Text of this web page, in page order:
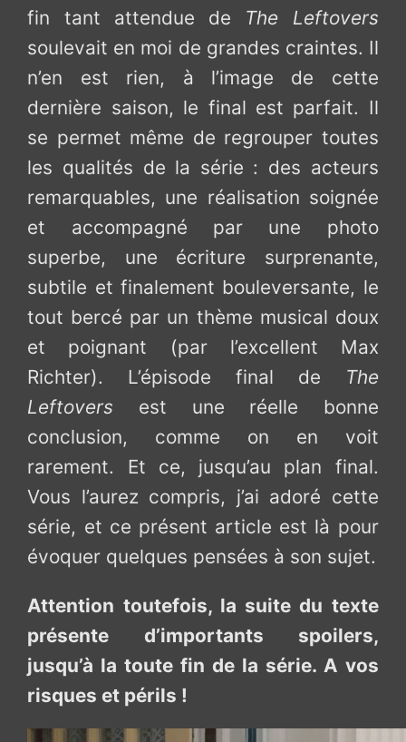
fin tant attendue de The Leftovers
soulevait en moi de grandes craintes. Il
n’en est rien, à l’image de cette
dernière saison, le final est parfait. Il
se permet même de regrouper toutes
les qualités de la série : des acteurs
remarquables, une réalisation soignée
et accompagné par une photo
superbe, une écriture surprenante,
subtile et finalement bouleversante, le
tout bercé par un thème musical doux
et poignant (par l’excellent Max
Richter). L’épisode final de The
Leftovers est une réelle bonne
conclusion, comme on en voit
rarement. Et ce, jusqu’au plan final.
Vous l’aurez compris, j’ai adoré cette
série, et ce présent article est là pour
évoquer quelques pensées à son sujet.
Attention toutefois, la suite du texte
présente d’importants spoilers,
jusqu’à la toute fin de la série. A vos
risques et périls !